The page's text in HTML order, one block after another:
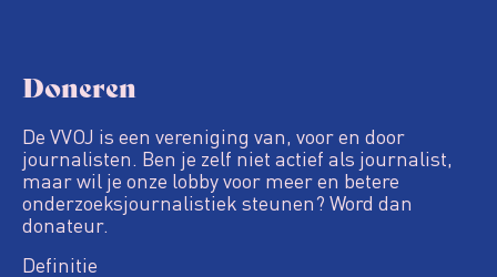
Doneren
De VVOJ is een vereniging van, voor en door
journalisten. Ben je zelf niet actief als journalist,
maar wil je onze lobby voor meer en betere
onderzoeksjournalistiek steunen? Word dan
donateur.
Definitie